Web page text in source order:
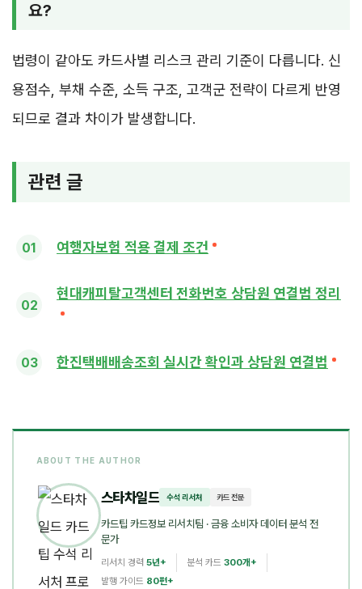
요?
법령이 같아도 카드사별 리스크 관리 기준이 다릅니다. 신
용점수, 부채 수준, 소득 구조, 고객군 전략이 다르게 반영
되므로 결과 차이가 발생합니다.
관련 글
여행자보험 적용 결제 조건
현대캐피탈고객센터 전화번호 상담원 연결법 정리
한진택배배송조회 실시간 확인과 상담원 연결법
ABOUT THE AUTHOR
스타차일드 수석 리서처 카드 전문
카드팁 카드정보 리서치팀 · 금융 소비자 데이터 분석 전
문가
리서치 경력 5년+ 분석 카드 300개+
발행 가이드 80편+